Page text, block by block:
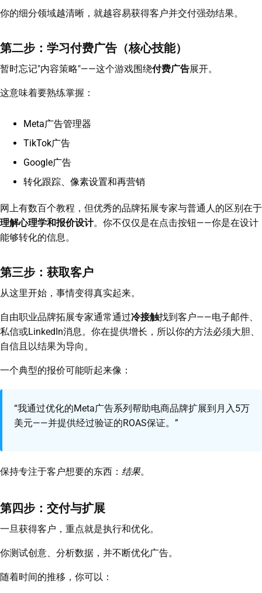
你的细分领域越清晰，就越容易获得客户并交付强劲结果。
第二步：学习付费广告（核心技能）
暂时忘记"内容策略"——这个游戏围绕付费广告展开。
这意味着要熟练掌握：
Meta广告管理器
TikTok广告
Google广告
转化跟踪、像素设置和再营销
网上有数百个教程，但优秀的品牌拓展专家与普通人的区别在于
理解心理学和报价设计。你不仅仅是在点击按钮——你是在设计
能够转化的信息。
第三步：获取客户
从这里开始，事情变得真实起来。
自由职业品牌拓展专家通常通过冷接触找到客户——电子邮件、
私信或LinkedIn消息。你在提供增长，所以你的方法必须大胆、
自信且以结果为导向。
一个典型的报价可能听起来像：
“我通过优化的Meta广告系列帮助电商品牌扩展到月入5万
美元——并提供经过验证的ROAS保证。”
保持专注于客户想要的东西： 结果。
第四步：交付与扩展
一旦获得客户，重点就是执行和优化。
你测试创意、分析数据，并不断优化广告。
随着时间的推移，你可以：